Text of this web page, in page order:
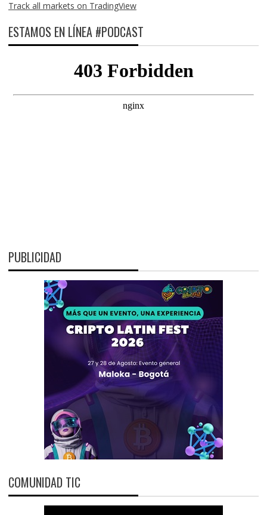
Track all markets on TradingView
ESTAMOS EN LÍNEA #PODCAST
PUBLICIDAD
COMUNIDAD TIC